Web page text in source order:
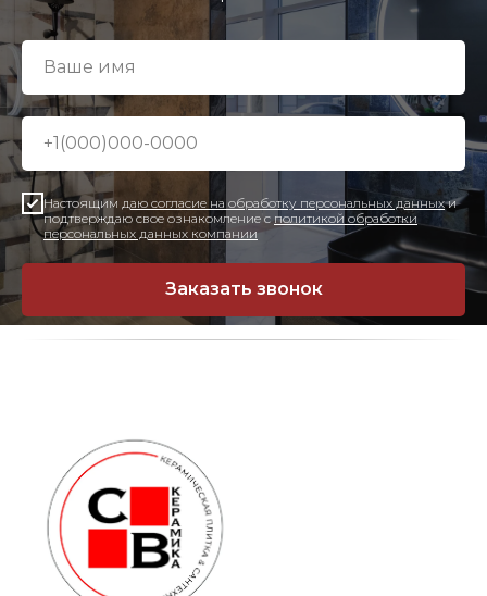
Настоящим даю согласие на обработку персональных данныхи
подтверждаю свое ознакомление с политикой обработки
персональных данных компании
Заказать звонок